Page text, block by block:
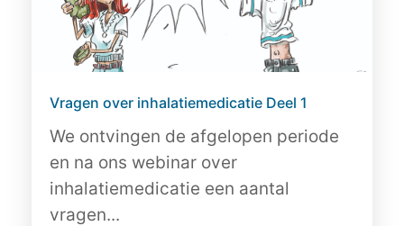
Vragen over inhalatiemedicatie Deel 1
We ontvingen de afgelopen periode
en na ons webinar over
inhalatiemedicatie een aantal
vragen...